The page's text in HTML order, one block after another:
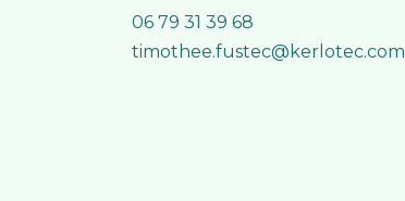
06 79 31 39 68
timothee.fustec@kerlotec.com